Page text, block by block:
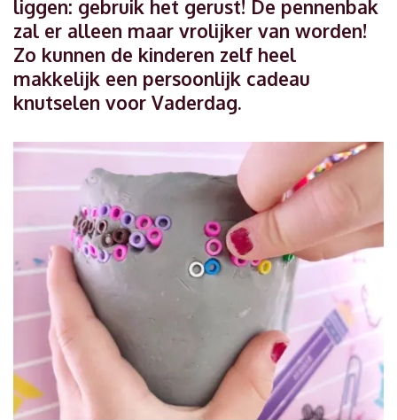
liggen: gebruik het gerust! De pennenbak
zal er alleen maar vrolijker van worden!
Zo kunnen de kinderen zelf heel
makkelijk een persoonlijk cadeau
knutselen voor Vaderdag.